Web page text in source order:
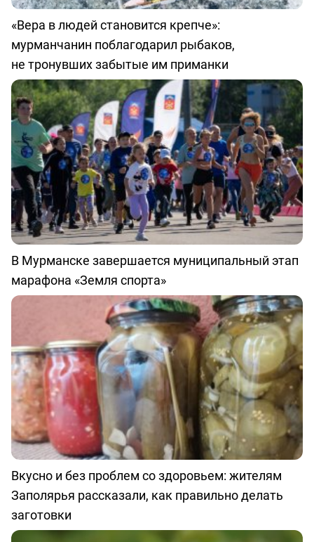
«Вера в людей становится крепче»:
мурманчанин поблагодарил рыбаков,
не тронувших забытые им приманки
В Мурманске завершается муниципальный этап
марафона «Земля спорта»
Вкусно и без проблем со здоровьем: жителям
Заполярья рассказали, как правильно делать
заготовки